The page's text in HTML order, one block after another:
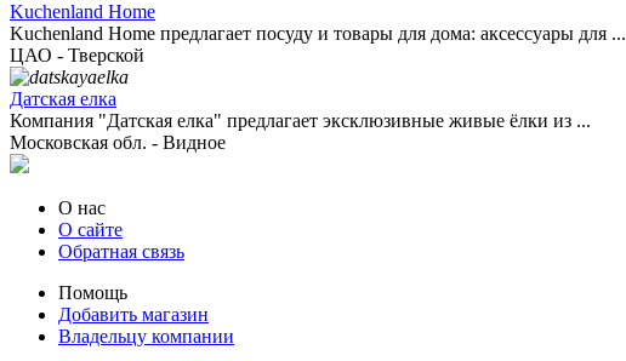
Kuchenland Home
Kuchenland Home предлагает посуду и товары для дома: аксессуары для ...
ЦАО - Тверской
Датская елка
Компания "Датская елка" предлагает эксклюзивные живые ёлки из ...
Московская обл. - Видное
О нас
О сайте
Обратная связь
Помощь
Добавить магазин
Владельцу компании